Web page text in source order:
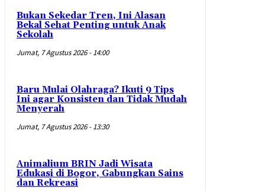
Bukan Sekedar Tren, Ini Alasan
Bekal Sehat Penting untuk Anak
Sekolah
Jumat, 7 Agustus 2026 - 14:00
Baru Mulai Olahraga? Ikuti 9 Tips
Ini agar Konsisten dan Tidak Mudah
Menyerah
Jumat, 7 Agustus 2026 - 13:30
Animalium BRIN Jadi Wisata
Edukasi di Bogor, Gabungkan Sains
dan Rekreasi